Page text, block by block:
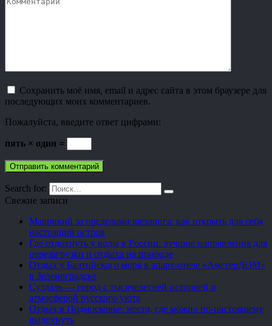
Сохранить моё имя, email и адрес сайта в этом браузере для
последующих моих комментариев.
Пожалуйста, введите ответ цифрами:
пять × один =
Search for:
Свежие записи
Маврикий за пределами шезлонга: как открыть для себя
настоящий остров
Где отдохнуть у воды в России: лучшие направления для
перезагрузки и отдыха на природе
Отдых у Балтийского моря в апарт-отеле «АмстерДОМ»
в Зеленоградске
Суздаль — город с тысячелетней историей и
атмосферой русского уюта
Отдых в Подмосковье: место, где можно по-настоящему
выдохнуть